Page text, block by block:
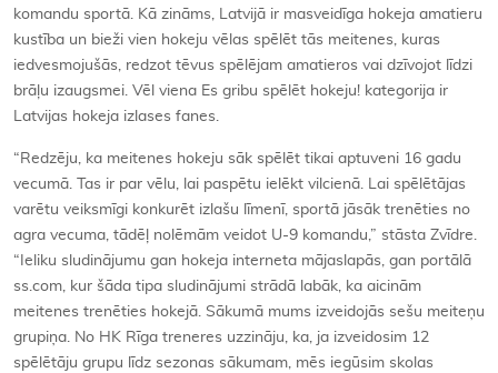
komandu sportā. Kā zināms, Latvijā ir masveidīga hokeja amatieru
kustība un bieži vien hokeju vēlas spēlēt tās meitenes, kuras
iedvesmojušās, redzot tēvus spēlējam amatieros vai dzīvojot līdzi
brāļu izaugsmei. Vēl viena Es gribu spēlēt hokeju! kategorija ir
Latvijas hokeja izlases fanes.
“Redzēju, ka meitenes hokeju sāk spēlēt tikai aptuveni 16 gadu
vecumā. Tas ir par vēlu, lai paspētu ielēkt vilcienā. Lai spēlētājas
varētu veiksmīgi konkurēt izlašu līmenī, sportā jāsāk trenēties no
agra vecuma, tādēļ nolēmām veidot U-9 komandu,” stāsta Zvīdre.
“Ieliku sludinājumu gan hokeja interneta mājaslapās, gan portālā
ss.com, kur šāda tipa sludinājumi strādā labāk, ka aicinām
meitenes trenēties hokejā. Sākumā mums izveidojās sešu meiteņu
grupiņa. No HK Rīga treneres uzzināju, ka, ja izveidosim 12
spēlētāju grupu līdz sezonas sākumam, mēs iegūsim skolas